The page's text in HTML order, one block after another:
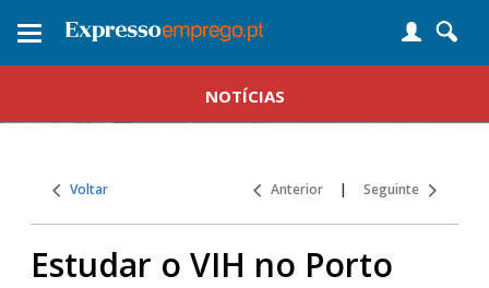
Toggle
NOTÍCIAS
Voltar Anterior | Seguinte
Estudar o VIH no Porto